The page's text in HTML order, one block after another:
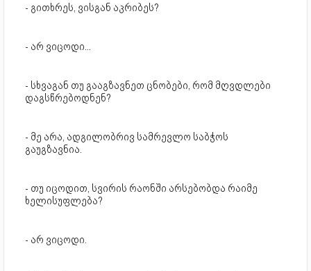
- გითხრეს, ვისგან აკრიბეს?
- არ ვიცოდი...
- სხვაგან თუ გააგზავნეთ ცნობები, რომ მღვდლები
დაგსწრებოდნენ?
- მე არა, ადგილობრივ სამრევლო საბჭოს
გაუგზავნია.
- თუ იცოდით, სვირის რაონში არსებობდა რაიმე
ხელისუფლება?
- არ ვიცოდი.